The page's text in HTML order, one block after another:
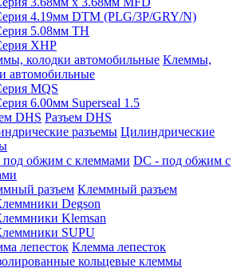
4.19мм DTM (PLG/3P/GRY/N)
5.08мм TH
XHP
Клеммы,
автомобильные
MQS
6.00мм Superseal 1.5
Разъем DHS
Цилиндрические
DC - под обжим с
Клеммный разъем
Degson
Klemsan
SUPU
Клемма лепесток